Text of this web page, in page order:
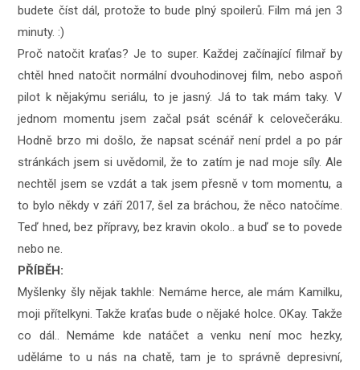
budete číst dál, protože to bude plný spoilerů. Film má jen 3
minuty. :)
Proč natočit kraťas? Je to super. Každej začínající filmař by
chtěl hned natočit normální dvouhodinovej film, nebo aspoň
pilot k nějakýmu seriálu, to je jasný. Já to tak mám taky. V
jednom momentu jsem začal psát scénář k celovečeráku.
Hodně brzo mi došlo, že napsat scénář není prdel a po pár
stránkách jsem si uvědomil, že to zatím je nad moje síly. Ale
nechtěl jsem se vzdát a tak jsem přesně v tom momentu, a
to bylo někdy v září 2017, šel za bráchou, že něco natočíme.
Teď hned, bez přípravy, bez kravin okolo.. a buď se to povede
nebo ne.
PŘÍBĚH:
Myšlenky šly nějak takhle: Nemáme herce, ale mám Kamilku,
moji přítelkyni. Takže kraťas bude o nějaké holce. OKay. Takže
co dál.. Nemáme kde natáčet a venku není moc hezky,
uděláme to u nás na chatě, tam je to správně depresivní,